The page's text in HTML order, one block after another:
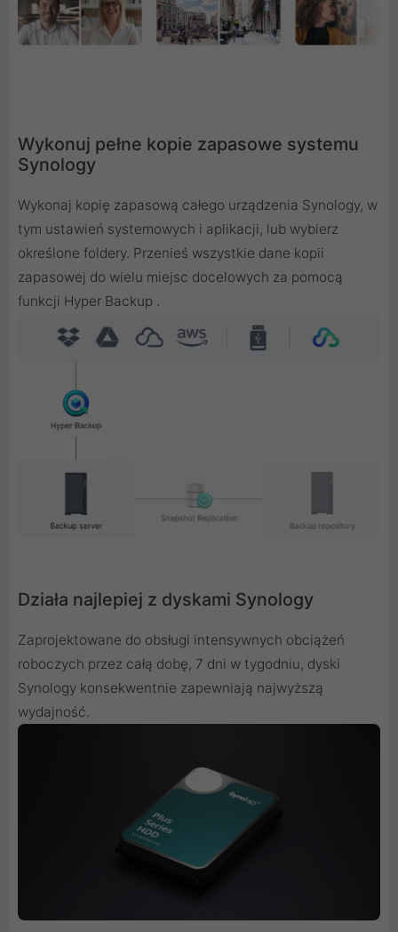
Wykonuj pełne kopie zapasowe systemu
Synology
Wykonaj kopię zapasową całego urządzenia Synology, w
tym ustawień systemowych i aplikacji, lub wybierz
określone foldery. Przenieś wszystkie dane kopii
zapasowej do wielu miejsc docelowych za pomocą
funkcji Hyper Backup .
Działa najlepiej z dyskami Synology
Zaprojektowane do obsługi intensywnych obciążeń
roboczych przez całą dobę, 7 dni w tygodniu, dyski
Synology konsekwentnie zapewniają najwyższą
wydajność.